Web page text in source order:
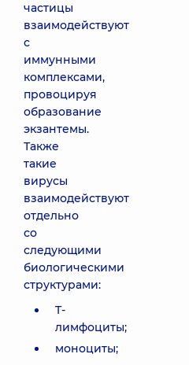
частицы
взаимодействуют
с
иммунными
комплексами,
провоцируя
образование
экзантемы.
Также
такие
вирусы
взаимодействуют
отдельно
со
следующими
биологическими
структурами:
T-
лимфоциты;
моноциты;